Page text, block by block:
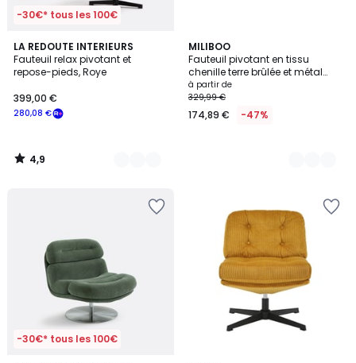
-30€* tous les 100€
LA REDOUTE INTERIEURS
Fauteuil relax pivotant et
repose-pieds, Roye
280,08 €
399,00 €
4,9
/ 5
2
Couleurs
4,9
/
MILIBOO
Fauteuil pivotant en tissu
chenille terre brûlée et métal
noir JONAH
à partir de
329,99 €
174,89 € -47%
6
Couleurs
-30€* tous les 100€